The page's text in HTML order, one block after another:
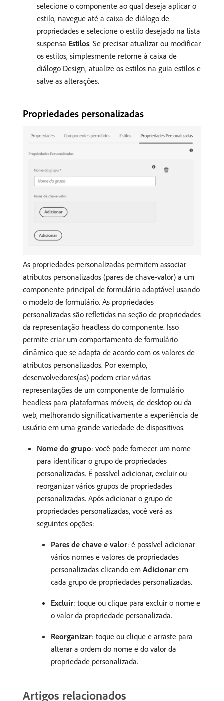
selecione o componente ao qual deseja aplicar o
estilo, navegue até a caixa de diálogo de
propriedades e selecione o estilo desejado na lista
suspensa Estilos. Se precisar atualizar ou modificar
os estilos, simplesmente retorne à caixa de
diálogo Design, atualize os estilos na guia estilos e
salve as alterações.
Propriedades personalizadas
As propriedades personalizadas permitem associar
atributos personalizados (pares de chave-valor) a um
componente principal de formulário adaptável usando
o modelo de formulário. As propriedades
personalizadas são refletidas na seção de propriedades
da representação headless do componente. Isso
permite criar um comportamento de formulário
dinâmico que se adapta de acordo com os valores de
atributos personalizados. Por exemplo,
desenvolvedores(as) podem criar várias
representações de um componente de formulário
headless para plataformas móveis, de desktop ou da
web, melhorando significativamente a experiência de
usuário em uma grande variedade de dispositivos.
Nome do grupo: você pode fornecer um nome
para identificar o grupo de propriedades
personalizadas. É possível adicionar, excluir ou
reorganizar vários grupos de propriedades
personalizadas. Após adicionar o grupo de
propriedades personalizadas, você verá as
seguintes opções:
Pares de chave e valor: é possível adicionar
vários nomes e valores de propriedades
personalizadas clicando em Adicionar em
cada grupo de propriedades personalizadas.
Excluir: toque ou clique para excluir o nome e
o valor da propriedade personalizada.
Reorganizar: toque ou clique e arraste para
alterar a ordem do nome e do valor da
propriedade personalizada.
Artigos relacionados